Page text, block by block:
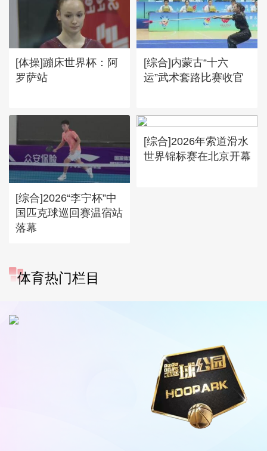
[体操]蹦床世界杯：阿
罗萨站
[综合]内蒙古“十六
运”武术套路比赛收官
[综合]2026“李宁杯”中
国匹克球巡回赛温宿站
落幕
[综合]2026年索道滑水
世界锦标赛在北京开幕
体育热门栏目